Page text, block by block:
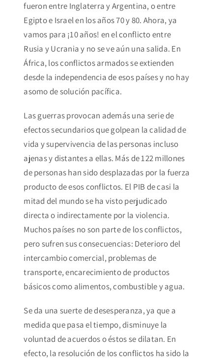
fueron entre Inglaterra y Argentina, o entre
Egipto e Israel en los años 70 y 80. Ahora, ya
vamos para ¡10 años! en el conflicto entre
Rusia y Ucrania y no se ve aún una salida. En
África, los conflictos armados se extienden
desde la independencia de esos países y no hay
asomo de solución pacífica.
Las guerras provocan además una serie de
efectos secundarios que golpean la calidad de
vida y supervivencia de las personas incluso
ajenas y distantes a ellas. Más de 122 millones
de personas han sido desplazadas por la fuerza
producto de esos conflictos. El PIB de casi la
mitad del mundo se ha visto perjudicado
directa o indirectamente por la violencia.
Muchos países no son parte de los conflictos,
pero sufren sus consecuencias: Deterioro del
intercambio comercial, problemas de
transporte, encarecimiento de productos
básicos como alimentos, combustible y agua.
Se da una suerte de desesperanza, ya que a
medida que pasa el tiempo, disminuye la
voluntad de acuerdos o éstos se dilatan. En
efecto, la resolución de los conflictos ha sido la